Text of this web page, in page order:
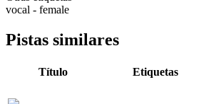
vocal - female
Pistas similares
Título Etiquetas